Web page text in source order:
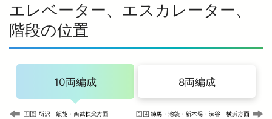
エレベーター、エスカレーター、
階段の位置
10両編成 8両編成